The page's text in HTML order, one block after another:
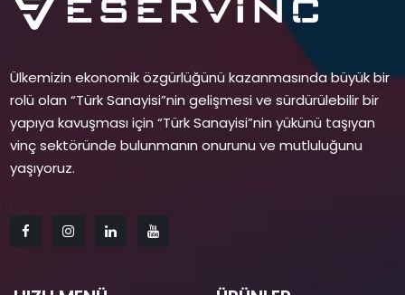
Ülkemizin ekonomik özgürlüğünü kazanmasında büyük bir
rolü olan “Türk Sanayisi”nin gelişmesi ve sürdürülebilir bir
yapıya kavuşması için “Türk Sanayisi”nin yükünü taşıyan
vinç sektöründe bulunmanın onurunu ve mutluluğunu
yaşıyoruz.